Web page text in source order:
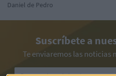
Daniel de Pedro
Suscríbete a
Te enviaremos las noticias